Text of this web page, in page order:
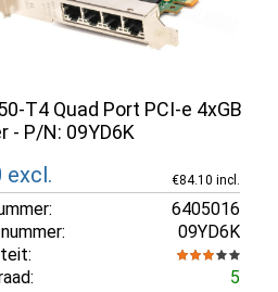
T4 Quad Port PCI-e 4xGB
- P/N: 09YD6K
excl. €84.10 incl.
6405016
09YD6K
5